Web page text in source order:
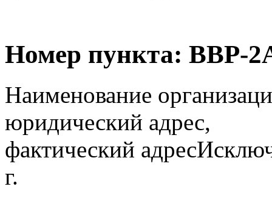
Номер пункта: ВВР-
Наименование
юридический адрес,
фактический адрес
г.